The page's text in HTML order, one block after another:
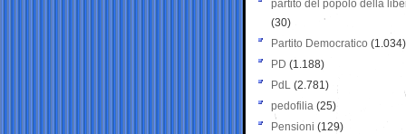
partito del popolo della
(30)
Partito Democratico (1.034)
PD (1.188)
PdL (2.781)
pedofilia (25)
Pensioni (129)